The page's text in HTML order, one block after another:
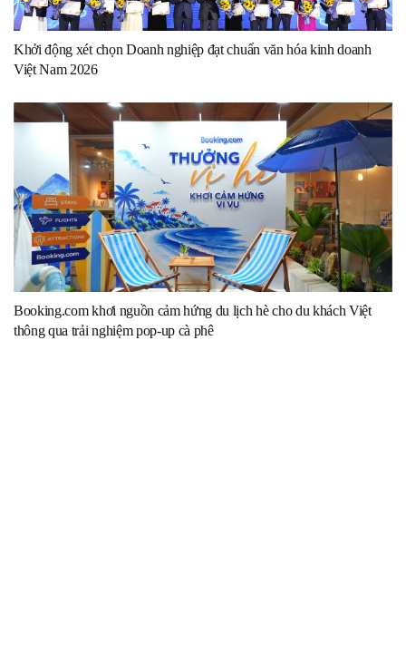
Khởi động xét chọn Doanh nghiệp đạt chuẩn văn hóa kinh doanh
Việt Nam 2026
Booking.com khơi nguồn cảm hứng du lịch hè cho du khách Việt
thông qua trải nghiệm pop-up cà phê